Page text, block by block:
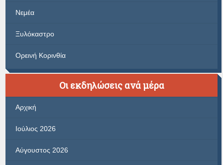
Νεμέα
Ξυλόκαστρο
Ορεινή Κορινθία
Οι εκδηλώσεις ανά μέρα
Αρχική
Ιούλιος 2026
Αύγουστος 2026